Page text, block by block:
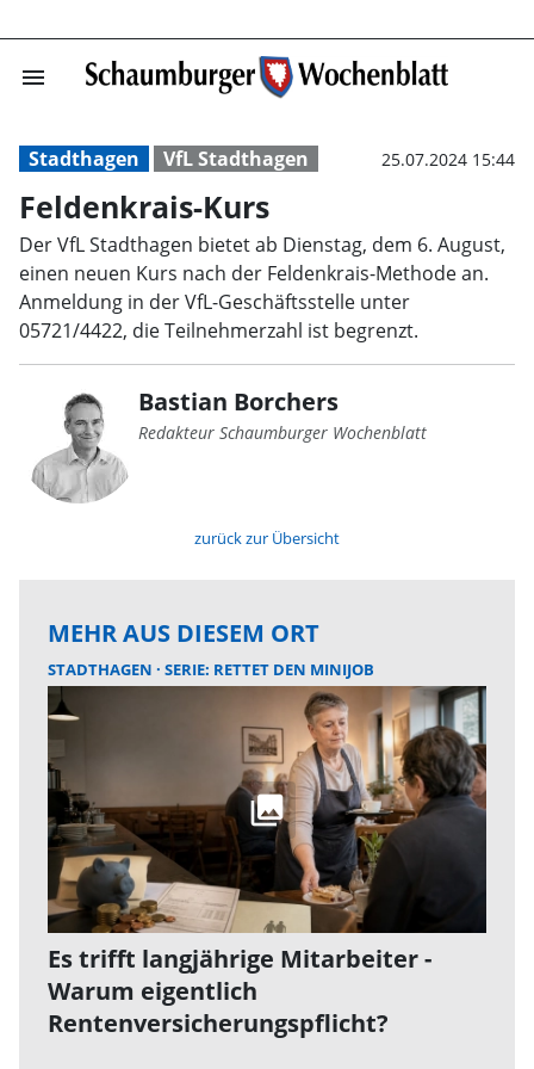
menu Feldenkrais-
Stadthagen VfL Stadthagen 25.07.2024 15:44
Feldenkrais-Kurs
Der VfL Stadthagen bietet ab Dienstag, dem 6. August,
einen neuen Kurs nach der Feldenkrais-Methode an.
Anmeldung in der VfL-Geschäftsstelle unter
05721/4422, die Teilnehmerzahl ist begrenzt.
Bastian Borchers
Redakteur Schaumburger Wochenblatt
zurück zur Übersicht
MEHR AUS DIESEM ORT
STADTHAGEN SERIE: RETTET DEN MINIJOB
Es trifft langjährige Mitarbeiter -
Warum eigentlich
Rentenversicherungspflicht?